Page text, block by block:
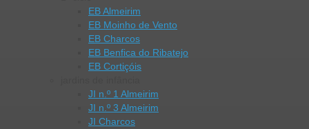
EB Almeirim
EB Moinho de Vento
EB Charcos
EB Benfica do Ribatejo
EB Cortiçóis
JI n.º 1 Almeirim
JI n.º 3 Almeirim
JI Charcos